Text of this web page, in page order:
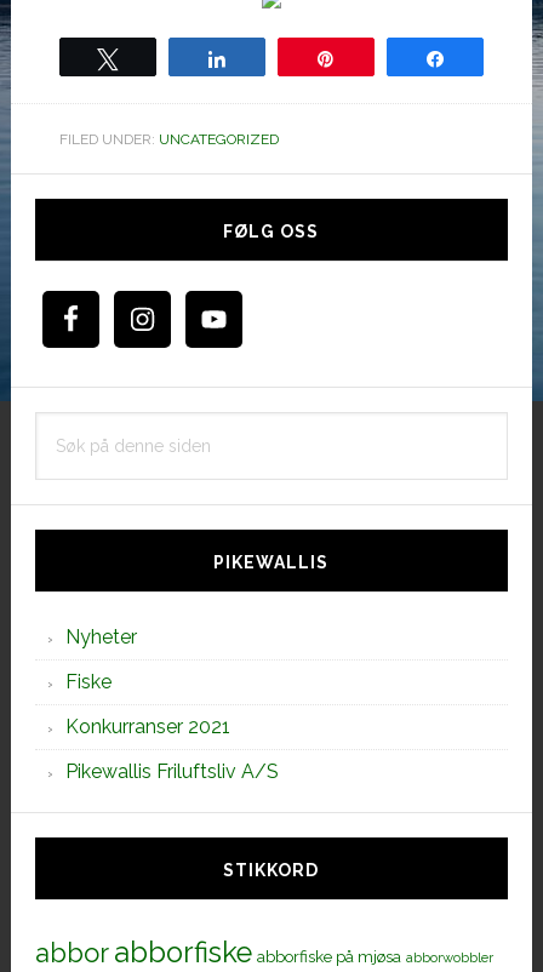
FILED UNDER: UNCATEGORIZED
Hoved
FØLG OSS
PIKEWALLIS
Nyheter
Fiske
Konkurranser 2021
Pikewallis Friluftsliv A/S
STIKKORD
abborabborfiske abborfiske på mjøsa abborwobbler